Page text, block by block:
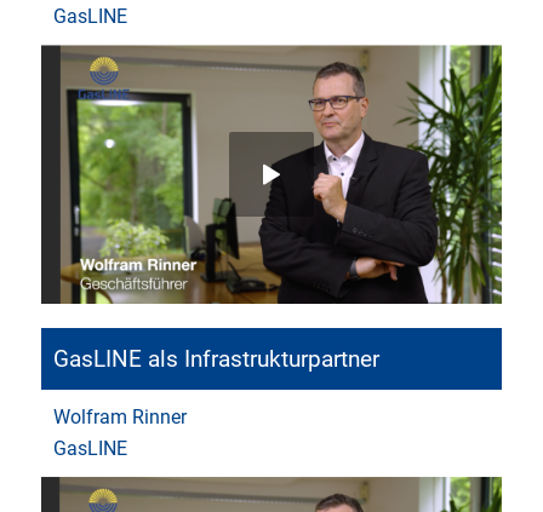
GasLINE
GasLINE als Infrastrukturpartner
Wolfram Rinner
GasLINE